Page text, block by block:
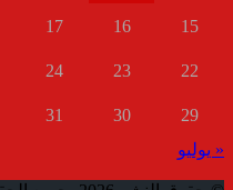
15
16
17
22
23
24
29
30
31
« يوليو